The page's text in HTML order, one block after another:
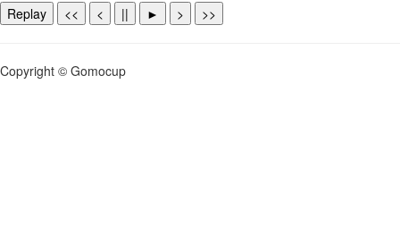
Replay << < || ► > >>
Copyright © Gomocup